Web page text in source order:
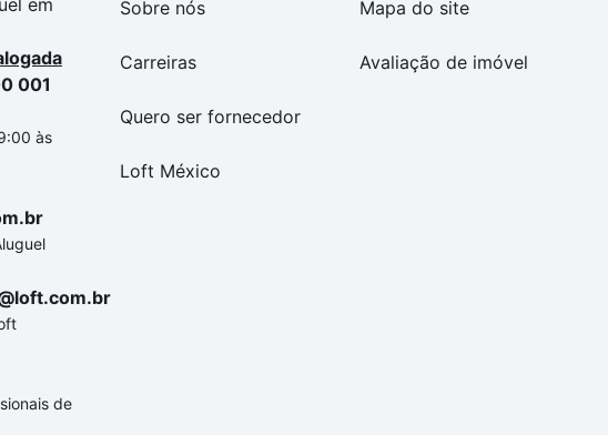
em
001
às
de
Sobre nós
Carreiras
Quero ser fornecedor
Loft México
Mapa do site
Avaliação de imóvel